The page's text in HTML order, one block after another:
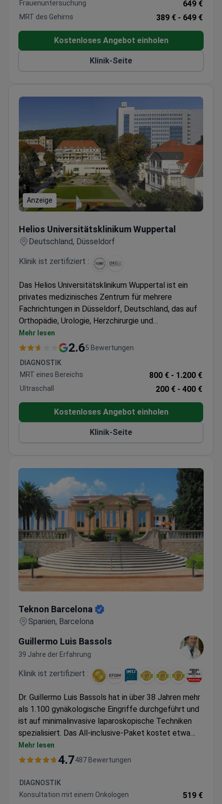
Frauenuntersuchung 649 €
MRT des Gehirns 389 € - 649 €
Kostenloses Angebot einholen
Klinik-Seite
Anzeige
Helios Universitätsklinikum Wuppertal
Deutschland, Düsseldorf
Klinik ist zertifiziert :
Das Helios Universitätsklinikum Wuppertal ist ein
privates medizinisches Zentrum für mehrere
Fachrichtungen in Düsseldorf, Deutschland, das auf
Orthopädie, Urologie, Herzchirurgie und
Allgemeinchirurgie spezialisiert ist. Das Krankenhaus
behandelt sowohl Erwachsene als auch Kinder und
wird am häufigsten von Patienten aus den GUS-
Staaten, dem Balkan und den Staaten der
Arabischen Liga besucht.
Mehr lesen
2.65 Bewertungen
DIAGNOSTIK
MRT eines Bereichs
800 € - 1.200 €
Ultraschall 200 € - 400 €
Kostenloses Angebot einholen
Klinik-Seite
Teknon Barcelona
Spanien, Barcelona
Guillermo Luis Bassols
39 Jahre der Erfahrung
Klinik ist zertifiziert :
Dr. Guillermo Luis Bassols hat in über 38 Jahren mehr
als 1.100 gynäkologische Eingriffe durchgeführt und
ist auf minimalinvasive laparoskopische Techniken
spezialisiert. Das All-inclusive-Paket kostet etwa
15.000 € und deckt in der Regel das Honorar des
Chirurgen, die Anästhesie, die
Krankenhausaufenthalt ab. Das Centro Médico
Teknon ist JCI-akkreditiert und gehört zur Gruppe
Mehr lesen
4.7487 Bewertungen
DIAGNOSTIK
Konsultation mit einem Onkologen
519 €